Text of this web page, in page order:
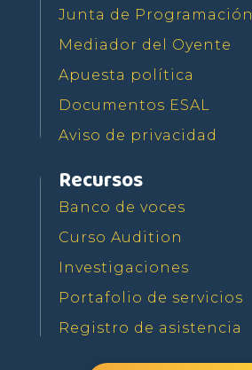
Junta de Programación
Mediador del Oyente
Apuesta política
Documentos ESAL
Aviso de privacidad
Recursos
Banco de voces
Curso Audition
Investigaciones
Portafolio de servicios
Registro de asistencia